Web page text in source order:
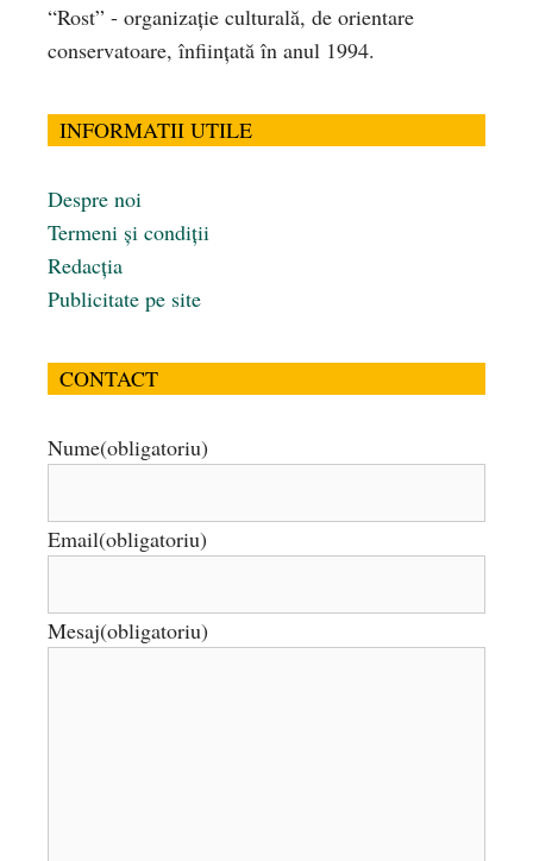
“Rost” - organizaţie culturală, de orientare
conservatoare, înfiinţată în anul 1994.
INFORMATII UTILE
Despre noi
Termeni și condiții
Redacția
Publicitate pe site
CONTACT
Nume(obligatoriu)
Email(obligatoriu)
Mesaj(obligatoriu)